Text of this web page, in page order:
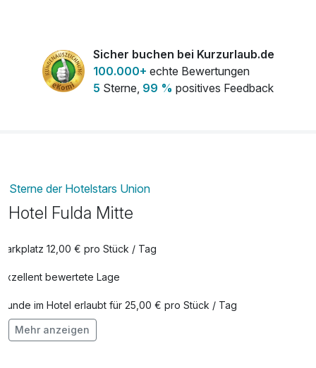
Schlossführung 9,00 €
Sicher buchen bei Kurzurlaub.de
100.000+ echte Bewertungen
5 Sterne, 99 % positives Feedback
Sterne der Hotelstars Union
Hotel Fulda Mitte
Parkplatz 12,00 € pro Stück / Tag
Exzellent bewertete Lage
Hunde im Hotel erlaubt für 25,00 € pro Stück / Tag
Auch vegetarische Speisen
Mehr anzeigen